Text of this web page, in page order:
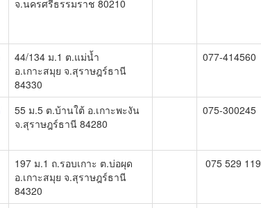
จ.นครศรีธรรมราช 80210
44/134 ม.1 ต.แม่น้ำ
อ.เกาะสมุย จ.สุราษฎร์ธานี
84330
077-414560
55 ม.5 ต.บ้านใต้ อ.เกาะพะงัน
จ.สุราษฎร์ธานี 84280
075-300245
197 ม.1 ถ.รอบเกาะ ต.บ่อผุด
อ.เกาะสมุย จ.สุราษฎร์ธานี
84320
075 529 119